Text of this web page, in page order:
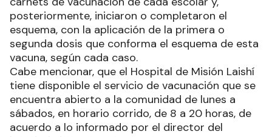
posteriormente, iniciaron o completaron el
esquema, con la aplicación de la primera o
segunda dosis que conforma el esquema de esta
vacuna, según cada caso.
Cabe mencionar, que el Hospital de Misión Laishí
tiene disponible el servicio de vacunación que se
encuentra abierto a la comunidad de lunes a
sábados, en horario corrido, de 8 a 20 horas, de
acuerdo a lo informado por el director del